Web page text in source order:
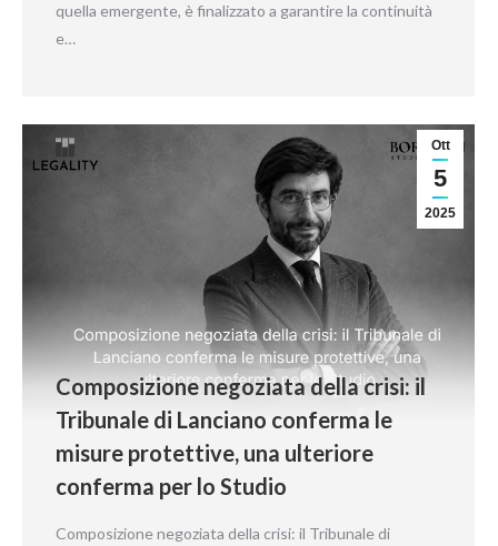
quella emergente, è finalizzato a garantire la continuità
e…
Ott
5
2025
Composizione negoziata della crisi: il
Tribunale di Lanciano conferma le
misure protettive, una ulteriore
conferma per lo Studio
Composizione negoziata della crisi: il Tribunale di